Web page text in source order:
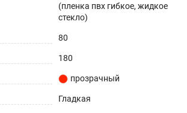
ЛЮБОГО ИНТЕРЬЕРА
на любые плоские
дерево, стекло, пластик, мрамор,
и текстиль.
СТОЛ
(пленка пвх гибкое, жидкое
стекло)
80
180
прозрачный
Гладкая